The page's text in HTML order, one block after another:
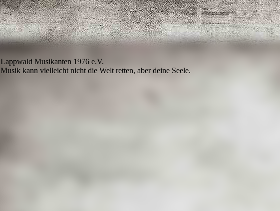
Lappwald Musikanten 1976 e.V.
Musik kann vielleicht nicht die Welt retten, aber deine Seele.